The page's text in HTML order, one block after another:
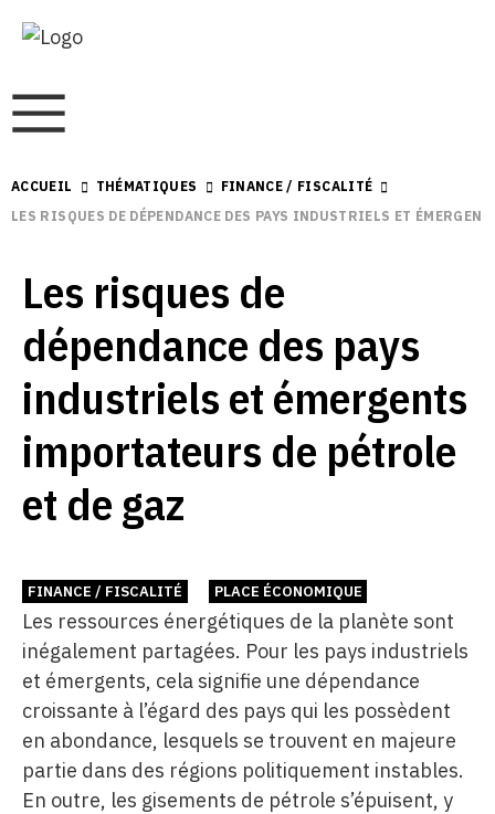
ACCUEIL THÉMATIQUES
FINANCE / FISCALITÉ
LES RISQUES DE DÉPENDANCE DES PAYS INDUSTRIELS ET
Les risques de
dépendance des pays
industriels et émergents
importateurs de pétrole
et de gaz
FINANCE / FISCALITÉ PLACE ÉCONOMIQUE
Les ressources énergétiques de la planète sont
inégalement partagées. Pour les pays industriels
et émergents, cela signifie une dépendance
croissante à l’égard des pays qui les possèdent
en abondance, lesquels se trouvent en majeure
partie dans des régions politiquement instables.
En outre, les gisements de pétrole s’épuisent, y